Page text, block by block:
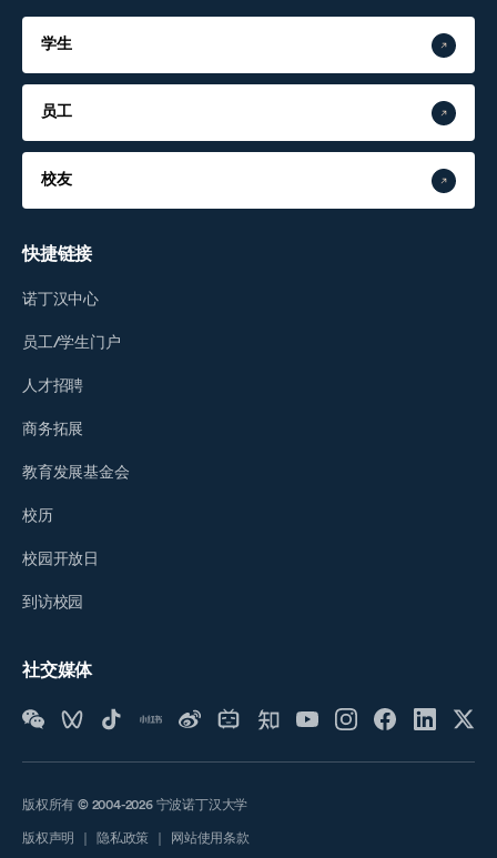
学生
员工
校友
快捷链接
诺丁汉中心
员工/学生门户
人才招聘
商务拓展
教育发展基金会
校历
校园开放日
到访校园
社交媒体
版权所有 © 2004-2026 宁波诺丁汉大学
版权声明 隐私政策 网站使用条款